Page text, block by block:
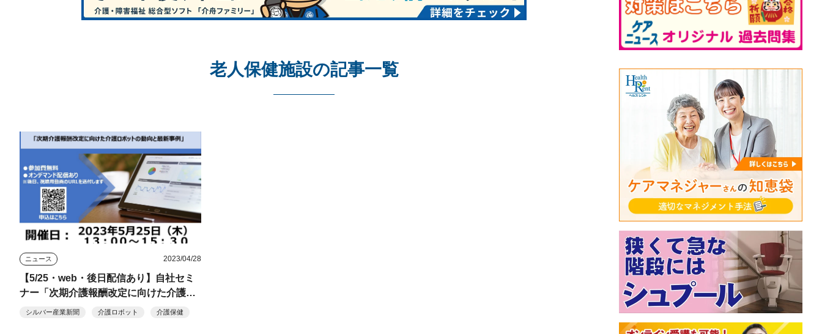
老人保健施設の記事一覧
ニュース 2023/04/28
【5/25・web・後日配信あり】自社セミ
ナー「次期介護報酬改定に向けた介護ロ
ボットの動向と最新事例」開催 参加無
シルバー産業新聞 介護ロボット 介護保健